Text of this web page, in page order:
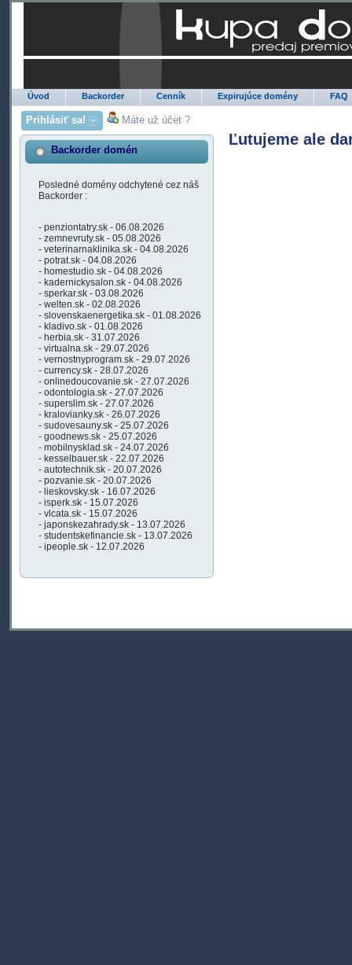
Úvod Backorder Cenník Expirujúce domény FAQ
Prihlásiť sa! Máte už účet ?
Backorder domén
Posledné domény odchytené cez náš
Backorder :
- penziontatry.sk - 06.08.2026
- zemnevruty.sk - 05.08.2026
- veterinarnaklinika.sk - 04.08.2026
- potrat.sk - 04.08.2026
- homestudio.sk - 04.08.2026
- kadernickysalon.sk - 04.08.2026
- sperkar.sk - 03.08.2026
- welten.sk - 02.08.2026
- slovenskaenergetika.sk - 01.08.2026
- kladivo.sk - 01.08.2026
- herbia.sk - 31.07.2026
- virtualna.sk - 29.07.2026
- vernostnyprogram.sk - 29.07.2026
- currency.sk - 28.07.2026
- onlinedoucovanie.sk - 27.07.2026
- odontologia.sk - 27.07.2026
- superslim.sk - 27.07.2026
- kralovianky.sk - 26.07.2026
- sudovesauny.sk - 25.07.2026
- goodnews.sk - 25.07.2026
- mobilnysklad.sk - 24.07.2026
- kesselbauer.sk - 22.07.2026
- autotechnik.sk - 20.07.2026
- pozvanie.sk - 20.07.2026
- lieskovsky.sk - 16.07.2026
- isperk.sk - 15.07.2026
- vlcata.sk - 15.07.2026
- japonskezahrady.sk - 13.07.2026
- studentskefinancie.sk - 13.07.2026
- ipeople.sk - 12.07.2026
Ľutujeme ale